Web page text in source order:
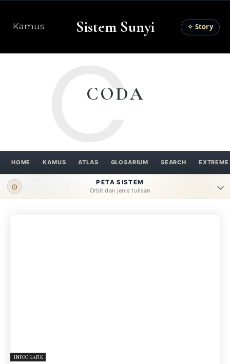
Kamus Sistem Sunyi ✧ Story
CODA
C
HOME KAMUS ATLAS GLOSARIUM SEARCH EXTREME
⊙
PETA SISTEM
Orbit dan jenis tulisan
EXTREME DISTORTION
INFOGRAFIK